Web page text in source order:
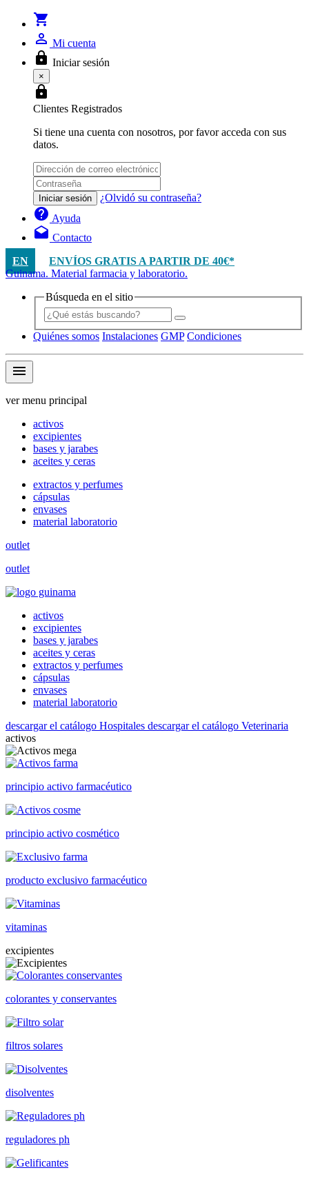
shopping_cart
person_outline Mi cuenta
lock Iniciar sesión
×
lock
Clientes Registrados
Si tiene una cuenta con nosotros, por favor acceda con sus
datos.
Iniciar sesión ¿Olvidó su contraseña?
help Ayuda
drafts Contacto
EN
ENVÍOS GRATIS A PARTIR DE 40€*
Guinama. Material farmacia y laboratorio.
Búsqueda en el sitio
Quiénes somos Instalaciones GMP Condiciones
menu
ver menu principal
activos
excipientes
bases y jarabes
aceites y ceras
extractos y perfumes
cápsulas
envases
material laboratorio
outlet
outlet
activos
excipientes
bases y jarabes
aceites y ceras
extractos y perfumes
cápsulas
envases
material laboratorio
descargar el catálogo Hospitales descargar el catálogo Veterinaria
activos
principio activo farmacéutico
principio activo cosmético
producto exclusivo farmacéutico
vitaminas
excipientes
colorantes y conservantes
filtros solares
disolventes
reguladores ph